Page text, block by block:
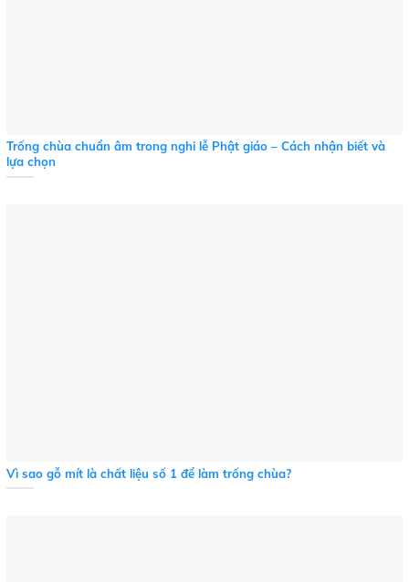
Trống chùa chuẩn âm trong nghi lễ Phật giáo – Cách nhận biết và
lựa chọn
Vì sao gỗ mít là chất liệu số 1 để làm trống chùa?